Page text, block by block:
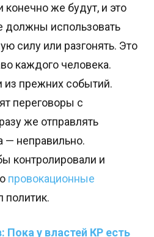
конечно же будут, и это
должны использовать
силу или разгонять. Это
каждого человека.
из прежних событий.
переговоры с
же отправлять
— неправильно.
контролировали и
провокационные
политик.
Пока у властей КР есть